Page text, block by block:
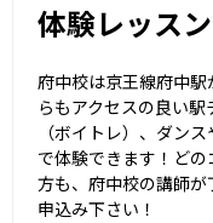
体験レッス
府中校は京王線府中
らもアクセスの良い
（ボイトレ）、ダン
で体験できます！ど
方も、府中校の講師
申込み下さい！